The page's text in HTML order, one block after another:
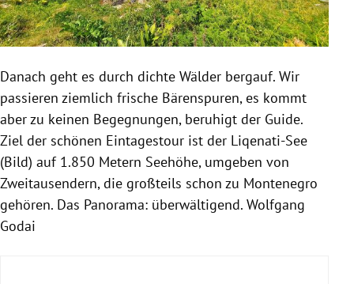
Danach geht es durch dichte Wälder bergauf. Wir
passieren ziemlich frische Bärenspuren, es kommt
aber zu keinen Begegnungen, beruhigt der Guide.
Ziel der schönen Eintagestour ist der Liqenati-See
(Bild) auf 1.850 Metern Seehöhe, umgeben von
Zweitausendern, die großteils schon zu Montenegro
gehören. Das Panorama: überwältigend. Wolfgang
Godai